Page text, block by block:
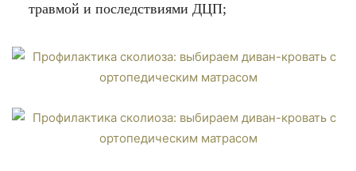
травмой и последствиями ДЦП;